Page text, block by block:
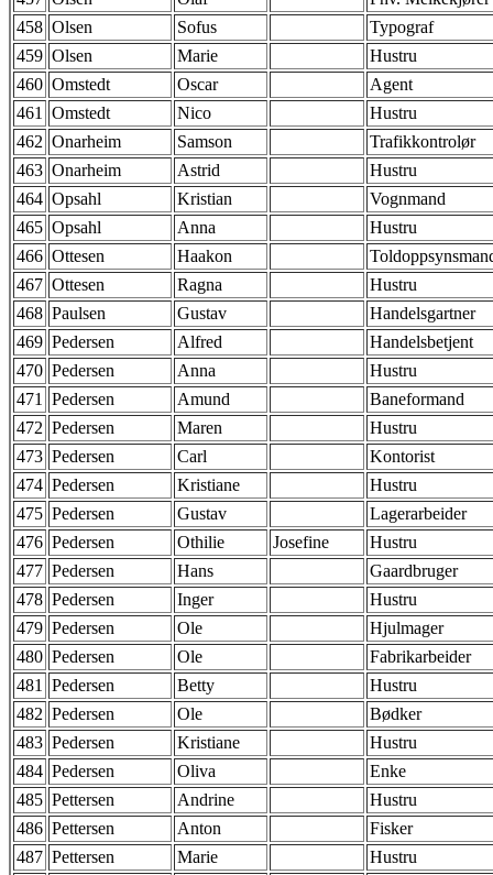
458 Olsen Sofus
Typograf
459 Olsen Marie
Hustru
460 Omstedt Oscar
Agent
461 Omstedt Nico
Hustru
462 Onarheim Samson
Trafikkontrolør
463 Onarheim Astrid
Hustru
464 Opsahl Kristian
Vognmand
465 Opsahl Anna
Hustru
466 Ottesen Haakon
467 Ottesen Ragna
Hustru
468 Paulsen Gustav
Handelsgartner
469 Pedersen Alfred
Handelsbetjent
470 Pedersen Anna
Hustru
471 Pedersen Amund
Baneformand
472 Pedersen Maren
Hustru
473 Pedersen Carl
Kontorist
474 Pedersen Kristiane
Hustru
475 Pedersen Gustav
Lagerarbeider
476 Pedersen Othilie Josefine
Hustru
477 Pedersen Hans
Gaardbruger
478 Pedersen Inger
Hustru
479 Pedersen Ole
Hjulmager
480 Pedersen Ole
Fabrikarbeider
481 Pedersen Betty
Hustru
482 Pedersen Ole
Bødker
483 Pedersen Kristiane
Hustru
484 Pedersen Oliva
Enke
485 Pettersen Andrine
Hustru
486 Pettersen Anton
Fisker
487 Pettersen Marie
Hustru